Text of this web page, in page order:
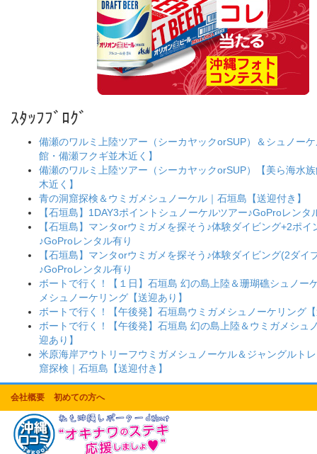
ｽﾀｯﾌﾌﾞﾛｸﾞ
備瀬のワルミ上陸ツアー（シーカヤックorSUP）＆シュノー
館・備瀬フクギ並木近く】
備瀬のワルミ上陸ツアー（シーカヤックorSUP）【美ら海水
木近く】
青の洞窟探検＆ウミガメシュノーケル｜石垣島【送迎付き】
【石垣島】1DAY3ポイントシュノーケルツアー♪GoProレンタ
【石垣島】マンタorウミガメを探そう♪体験ダイビング+2ポイ
♪GoProレンタル有り
【石垣島】マンタorウミガメを探そう♪体験ダイビング(2ダイ
♪GoProレンタル有り
ボートで行く！【１日】石垣島 幻の島上陸＆珊瑚礁シュノー
メシュノーケリング【送迎あり】
ボートで行く！【午後発】石垣島ウミガメシュノーケリング
ボートで行く！【午後発】石垣島 幻の島上陸＆ウミガメシュ
迎あり】
米原海岸アウトリーフウミガメシュノーケル＆ジャングルト
窟探検｜石垣島【送迎付き】
会社概要 初めての方へ